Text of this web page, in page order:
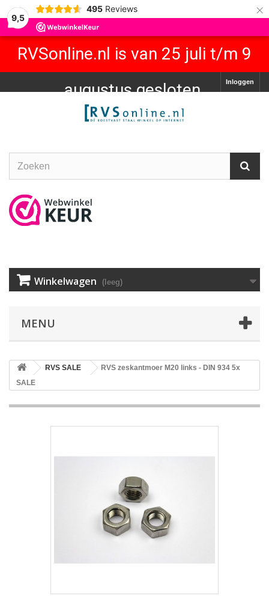
9,5
495 Reviews ×
RVSonline.nl is van 25 juli t/m 9
augustus gesloten.
Inloggen
Winkelwagen (leeg)
MENU
RVS SALE
RVS zeskantmoer M20 links - DIN 934 5x
SALE